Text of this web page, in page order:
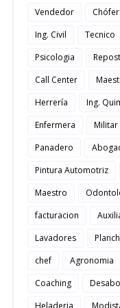
Vendedor
Chófer
Ing. Civil
Tecnico
Psicologia
Call Center
Herrería
Ing.
Enfermera
Militar
Panadero
Pintura Automotriz
Maestro
facturacion
Lavadores
chef
Agronomia
Coaching
Heladeria